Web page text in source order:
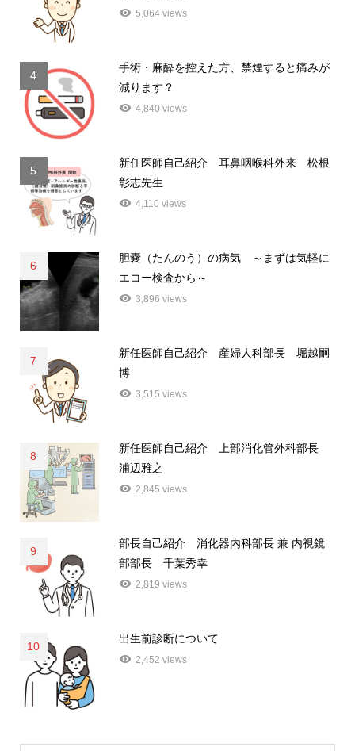
5,064 views
4
手術・麻酔を控えた方、禁煙すると痛みが
減ります？
4,840 views
5
新任医師自己紹介 耳鼻咽喉科外来 松根
彰志先生
4,110 views
6
胆嚢（たんのう）の病気 ～まずは気軽に
エコー検査から～
3,896 views
7
新任医師自己紹介 産婦人科部長 堀越嗣
博
3,515 views
8
新任医師自己紹介 上部消化管外科部長
浦辺雅之
2,845 views
9
部長自己紹介 消化器内科部長 兼 内視鏡
部部長 千葉秀幸
2,819 views
10
出生前診断について
2,452 views